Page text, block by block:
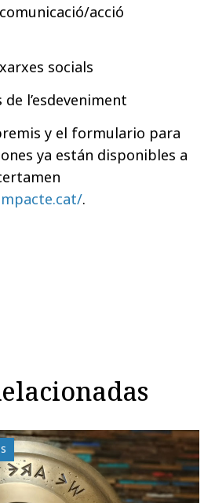
acció
socials
l’esdeveniment
y el formulario para
ya están disponibles a
.